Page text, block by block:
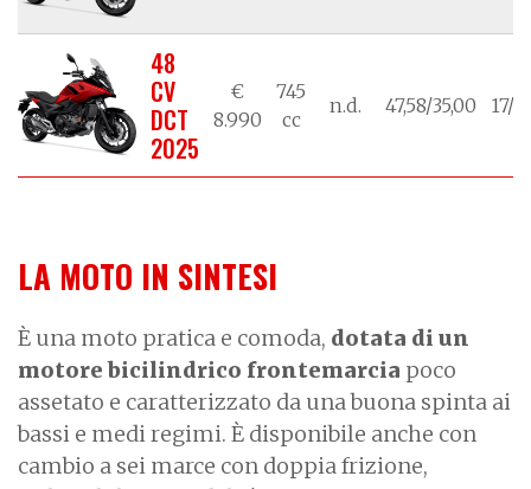
48
CV
DCT
2025
€
8.990
745
cc
n.d. 47,58/35,00 17/
LA MOTO IN SINTESI
È una moto pratica e comoda, dotata di un
motore bicilindrico frontemarcia poco
assetato e caratterizzato da unabuona spinta ai
bassi e medi regimi. È disponibile anche con
cambio a sei marce con doppia frizione,